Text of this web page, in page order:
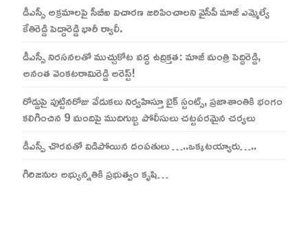
డీఎస్సీ అక్రమాలపై సీబీఐ విచారణ జరిపించాలని వైసీపీ మాజీ ఎమ్మెల్యే
కేతిరెడ్డి పెద్దారెడ్డి భారీ ర్యాలీ.
డీఎస్సీ నిరసనలతో ముచ్చుకోట వద్ద ఉద్రిక్తత: మాజీ మంత్రి పెద్దిరెడ్డి,
అనంత వెంకటరామిరెడ్డి అరెస్ట్!
రోడ్డుపై పుట్టినరోజు వేడుకలు నిర్వహిస్తూ బైక్‌ స్టంట్స్‌, ప్రజాశాంతికి భంగం
కలిగించిన 9 మందిపై ముదిగుబ్బ పోలీసులు చట్టపరమైన చర్యలు
డీఎస్పీ చొరవతో విడిపోయిన దంపతులు …..ఒక్కటయ్యారు…..
గిరిజనుల అభ్యున్నతికి ప్రభుత్వం కృషి…